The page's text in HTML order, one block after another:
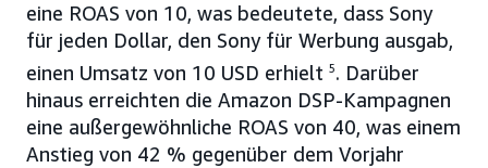
eine ROAS von 10, was bedeutete, dass Sony
für jeden Dollar, den Sony für Werbung ausgab,
einen Umsatz von 10 USD erhielt 5. Darüber
hinaus erreichten die Amazon DSP-Kampagnen
eine außergewöhnliche ROAS von 40, was einem
Anstieg von 42 % gegenüber dem Vorjahr